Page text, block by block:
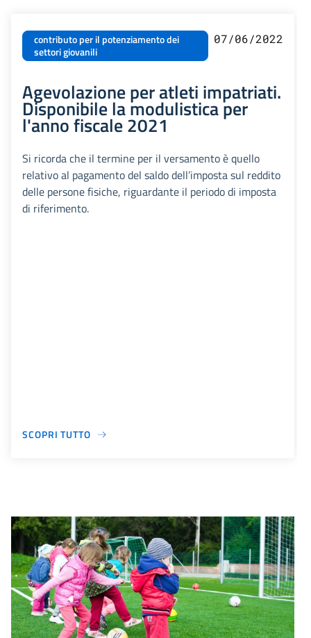
contributo per il potenziamento dei
settori giovanili
07/06/2022
Agevolazione per atleti impatriati.
Disponibile la modulistica per
l'anno fiscale 2021
Si ricorda che il termine per il versamento è quello
relativo al pagamento del saldo dell’imposta sul reddito
delle persone fisiche, riguardante il periodo di imposta
di riferimento.
SCOPRI TUTTO